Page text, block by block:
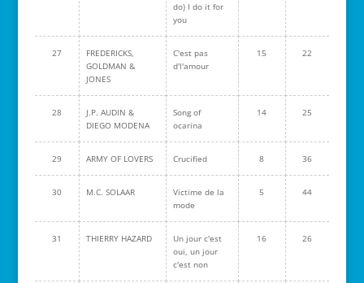
do) I do it for
you
27
FREDERICKS,
GOLDMAN &
JONES
C'est pas
d'l'amour
15 22
28
J.P. AUDIN &
DIEGO MODENA
Song of
ocarina
14 25
29 ARMY OF LOVERS Crucified 8 36
30 M.C. SOLAAR
Victime de la
mode
5 44
31 THIERRY HAZARD
Un jour c'est
oui, un jour
c'est non
16 26